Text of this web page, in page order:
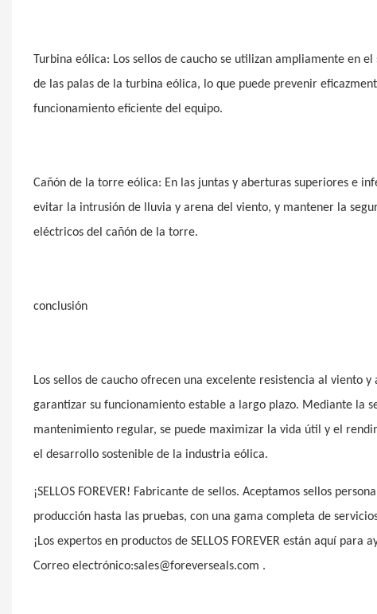
Turbina eólica: Los sellos de caucho se utilizan ampliamente
de las palas de la turbina eólica, lo que puede prevenir
funcionamiento eficiente del equipo.
Cañón de la torre eólica: En las juntas y aberturas superiores e
evitar la intrusión de lluvia y arena del viento, y mantener la
eléctricos del cañón de la torre.
conclusión
Los sellos de caucho ofrecen una excelente resistencia al viento
garantizar su funcionamiento estable a largo plazo. Mediante la
mantenimiento regular, se puede maximizar la vida útil y el
el desarrollo sostenible de la industria eólica.
¡SELLOS FOREVER! Fabricante de sellos. Aceptamos sellos
producción hasta las pruebas, con una gama completa de
¡Los expertos en productos de SELLOS FOREVER están aquí
Correo electrónico:sales@foreverseals.com .